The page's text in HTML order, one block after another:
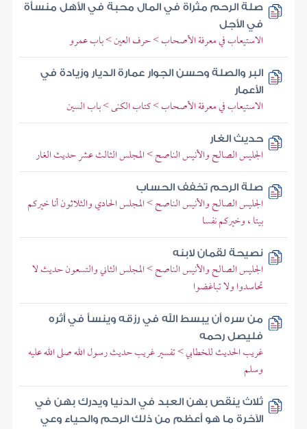
صلة الرحم مثراة في المال محبة في الأهل منسأة
في الأجل
الاستيعاب في معرفة الأصحاب > حرف العين > باب عمرو
البر والصلة وحسن الجوار عمارة الديار وزيادة في
الأعمار
الاستيعاب في معرفة الأصحاب > كتاب الكنى > باب السين
حديث الغار
الجليس الصالح والأنيس الناصح > المجلس الثالث عشر حديث الغار
صلة الرحم تخفف الحساب
الجليس الصالح والأنيس الناصح > المجلس الحادي والثلاثون أنا خيركم
بيتا ، وخيركم نفسا
نصيحة لقمان لابنه
الجليس الصالح والأنيس الناصح > المجلس الثاني والتسعون حديث لا
تحاسدوا ولا تباغضوا
من سره أن يبسط الله في رزقه وينسأ في أثره
فليصل رحمه
غريب الحديث للخطابي > تفسير غريب حديث رسول الله صلى الله عليه
وسلم
ثلاث ينقص بهن العبد في الدنيا ويدرك بهن في
الآخرة ما هو أعظم من ذلك الرحم والحياء وعي